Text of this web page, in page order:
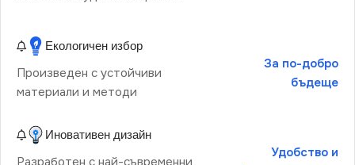
Екологичен избор
Произведен с устойчиви
материали и методи
За по-добро
бъдеще
Иновативен дизайн
Удобство и